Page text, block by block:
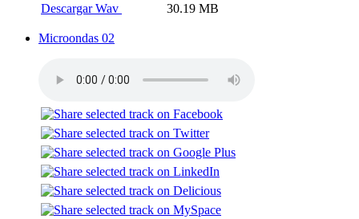
Descargar Wav 30.19 MB
Microondas 02